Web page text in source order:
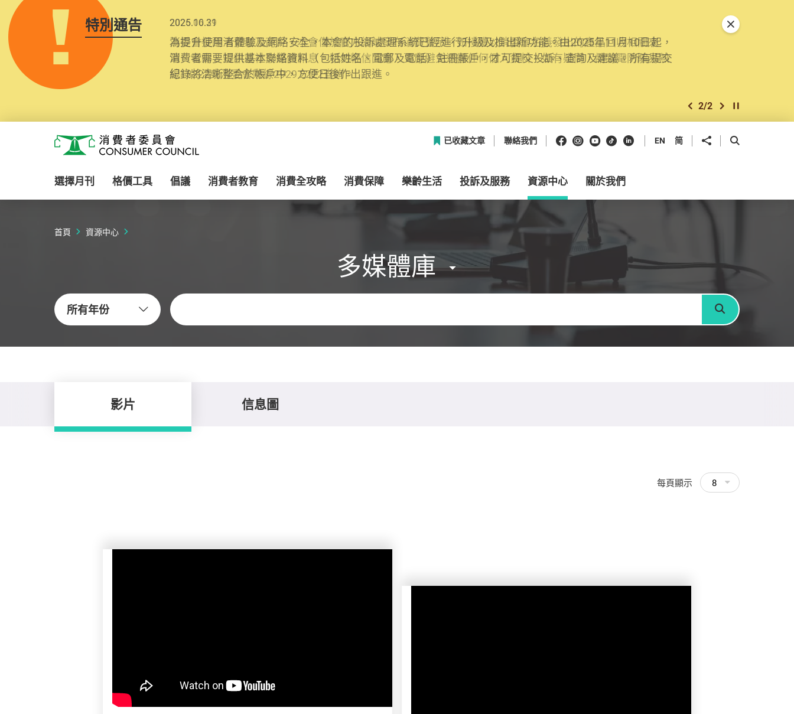
特別通告 2025.10.31
為提升使用者體驗及網絡安全，本會的投訴處理系統已經進行升級及推出新功能。由2025年11月10日起，
消費者需要提供基本聯絡資料（包括姓名、電郵及電話）註冊帳戶，才可提交投訴、查詢及建議。所有提交
紀錄將清晰整合於帳戶中，方便日後作出跟進。
上一個
2/2 下一個開始/暫停幻燈
關閉特別通告
消費者委員會
已收藏文章 聯絡我們 Facebook
Instagram
Youtube
抖音領英 EN 简 分享到 開啟搜尋框
選擇月刊 格價工具 倡議 消費者教育 消費全攻略 消費保障 樂齡生活 投訴及服務 資源中心 關於我們
首頁 資源中心
多媒體庫
所有年份
關鍵字
搜尋
影片 信息圖
每頁顯示 8